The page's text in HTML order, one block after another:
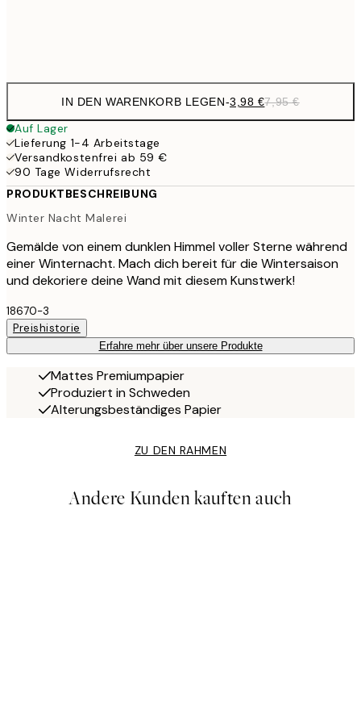
IN DEN WARENKORB LEGEN-3,98 €7,95 €
Auf Lager
Lieferung 1-4 Arbeitstage
Versandkostenfrei ab 59 €
90 Tage Widerrufsrecht
PRODUKTBESCHREIBUNG
Winter Nacht Malerei
Gemälde von einem dunklen Himmel voller Sterne während
einer Winternacht. Mach dich bereit für die Wintersaison
und dekoriere deine Wand mit diesem Kunstwerk!
18670-3
Preishistorie
Erfahre mehr über unsere Produkte
Mattes Premiumpapier
Produziert in Schweden
Alterungsbeständiges Papier
ZU DEN RAHMEN
Andere Kunden kauften auch